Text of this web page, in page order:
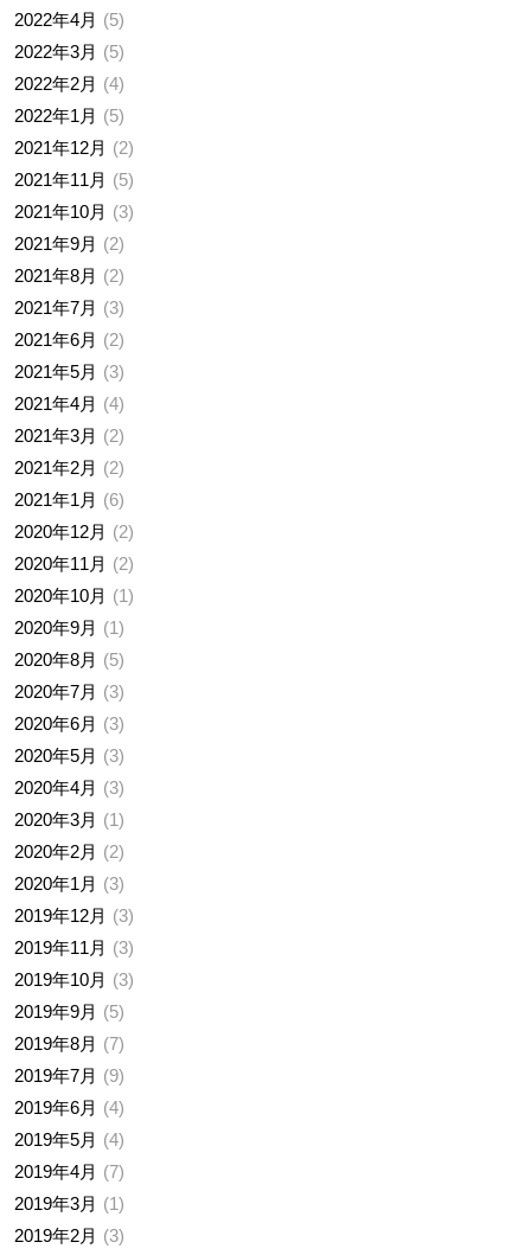
2022年4月
5
2022年3月
5
2022年2月
4
2022年1月
5
2021年12月
2
2021年11月
5
2021年10月
3
2021年9月
2
2021年8月
2
2021年7月
3
2021年6月
2
2021年5月
3
2021年4月
4
2021年3月
2
2021年2月
2
2021年1月
6
2020年12月
2
2020年11月
2
2020年10月
1
2020年9月
1
2020年8月
5
2020年7月
3
2020年6月
3
2020年5月
3
2020年4月
3
2020年3月
1
2020年2月
2
2020年1月
3
2019年12月
3
2019年11月
3
2019年10月
3
2019年9月
5
2019年8月
7
2019年7月
9
2019年6月
4
2019年5月
4
2019年4月
7
2019年3月
1
2019年2月
3